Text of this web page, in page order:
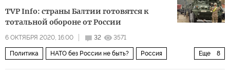
TVP Info: страны Балтии готовятся к
тотальной обороне от России
6 ОКТЯБРЯ 2020, 16:00 32 3571
Еще 8
Политика НАТО без России не быть? Россия